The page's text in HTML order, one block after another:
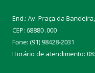
End.: Av. Praça da
CEP: 68880 .000
Fone: (91) 98428-2031
Horário de atendimento: